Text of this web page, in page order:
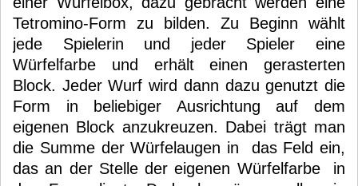
Tetromino-Form zu bilden. Zu Beginn wählt
jede Spielerin und jeder Spieler eine
Würfelfarbe und erhält einen gerasterten
Block. Jeder Wurf wird dann dazu genutzt die
Form in beliebiger Ausrichtung auf dem
eigenen Block anzukreuzen. Dabei trägt man
die Summe der Würfelaugen in das Feld ein,
das an der Stelle der eigenen Würfelfarbe in